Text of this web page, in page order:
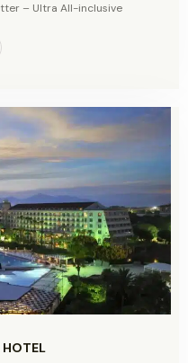
– Ultra All-inclusive
HOTEL